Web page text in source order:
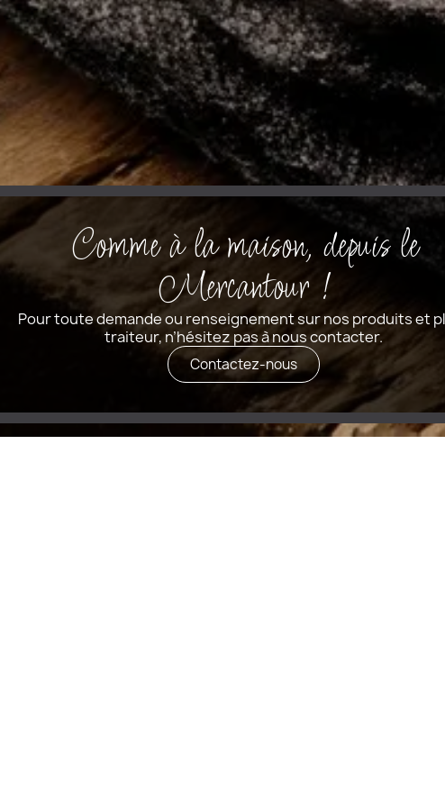
Comme à la maison, depuis le
Mercantour !
Pour toute demande ou renseignement sur nos produits et
traiteur, n’hésitez pas à nous contacter.
Contactez-nous